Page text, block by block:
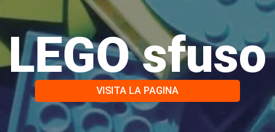
LEGO sfuso
VISITA LA PAGINA